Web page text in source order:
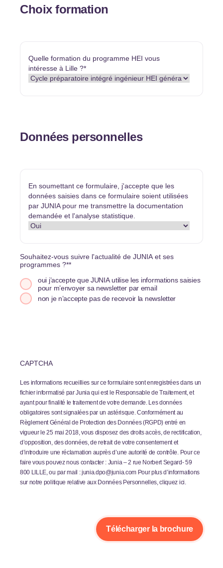
Choix formation
Quelle formation du programme HEI vous
intéresse à Lille ?*
Données personnelles
En soumettant ce formulaire, j'accepte que les
données saisies dans ce formulaire soient utilisées
par JUNIA pour me transmettre la documentation
demandée et l'analyse statistique.
Souhaitez-vous suivre l'actualité de JUNIA et ses
programmes ?**
oui j’accepte que JUNIA utilise les informations saisies
pour m’envoyer sa newsletter par email
non je n’accepte pas de recevoir la newsletter
CAPTCHA
Les informations recueillies sur ce formulaire sont enregistrées dans un
fichier informatisé par Junia qui est le Responsable de Traitement, et
ayant pour finalité le traitement de votre demande. Les données
obligatoires sont signalées par un astérisque. Conformément au
Règlement Général de Protection des Données (RGPD) entré en
vigueur le 25 mai 2018, vous disposez des droits accès, de rectification,
d’opposition, des données, de retrait de votre consentement et
d’introduire une réclamation auprès d’une autorité de contrôle. Pour ce
faire vous pouvez nous contacter : Junia – 2 rue Norbert Segard- 59
800 LILLE, ou par mail : junia.dpo@junia.com Pour plus d’informations
sur notre politique relative aux Données Personnelles, cliquez ici.